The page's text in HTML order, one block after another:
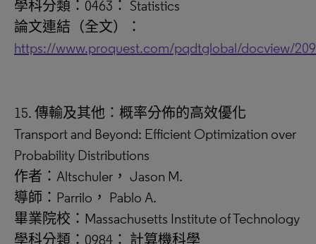
學科分類：0463： Statistics
論文連結（全文）：
https://www.proquest.com/pqdtglobal/docview/
15. 傳輸及其他：概率分佈的高效優化
Transport and Beyond: Efficient Optimization over
Probability Distributions
作者：Altschuler， Jason M.
導師：Parrilo， Pablo A.
畢業院校：Massachusetts Institute of Technology
學科分類：0984： 計算機科學